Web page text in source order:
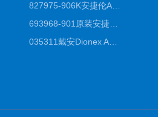
827975-906K安捷伦Agilent原装ZORBAX液相色谱柱*
035311戴安Dionex AS4分析柱阴离子交换色谱柱厂家